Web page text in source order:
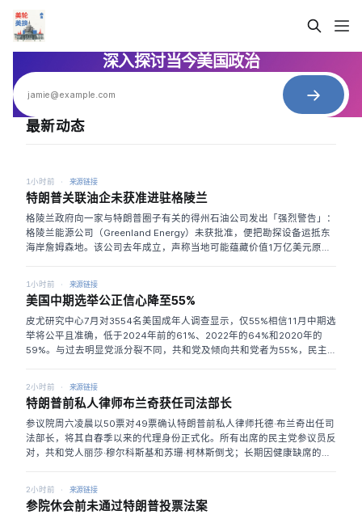
深入探讨当今美国政治
最新动态
特朗普关联油企未获准进驻格陵兰
1小时前 来源链接
格陵兰政府向一家与特朗普圈子有关的得州石油公司发出「强烈警告」：
格陵兰能源公司（Greenland Energy）未获批准，便把勘探设备运抵东
海岸詹姆森地。该公司去年成立，声称当地可能蕴藏价值1万亿美元原
已因环境原因停止发放新石油许可证，拟钻井地点还可能位于《拉姆萨尔
湿地公约》保护区。公司曾在社区会议上错误宣称获准卸货，随后承认沟
通造成混乱；一艘载有300个集装箱设备的船仍计划9月12日从加拿大启
航，10月开钻。公司聘请特朗普宗教自由委员会成员菲尔·麦格劳（Phil
McGraw）制作纪录片，并任命参与「金穹」导弹防御计划的海军老兵为
Guardian
美国中期选举公正信心降至55%
1小时前 来源链接
皮尤研究中心7月对3554名美国成年人调查显示，仅55%相信11月中期选
举将公平且准确，低于2024年前的61%、2022年的64%和2020年的
59%。与过去明显党派分裂不同，共和党及倾向共和党者为55%，民主
裂：总体66%相信所有想投票的公民都能投票，共和党为83%，民主党
仅53%。另一项4月调查显示，90%认为不应阻止合格选民投票，85%认
为不应允许不合格者投票；但77%共和党人认为制度能保障合格选民，民
主党仅61%，而在阻止不合格者投票上民主党有79%认可、共和党仅
37%。结果表明，两党对总体选举公正性的信心暂时趋同，却是由执政党
特朗普前私人律师布兰奇获任司法部长
2小时前 来源链接
参议院周六凌晨以50票对49票确认特朗普前私人律师托德·布兰奇出任司
法部长，将其自春季以来的代理身份正式化。所有出席的民主党参议员反
对，共和党人丽莎·穆尔科斯基和苏珊·柯林斯倒戈；长期因健康缺席的米
偿自称遭政治打压者；约翰·科宁和汤姆·蒂利斯在布兰奇确认基金终止后
才支持推进。蒂利斯还要求他会见爱泼斯坦受害者，但多名幸存者称会面
参院休会前未通过特朗普投票法案
2小时前 来源链接